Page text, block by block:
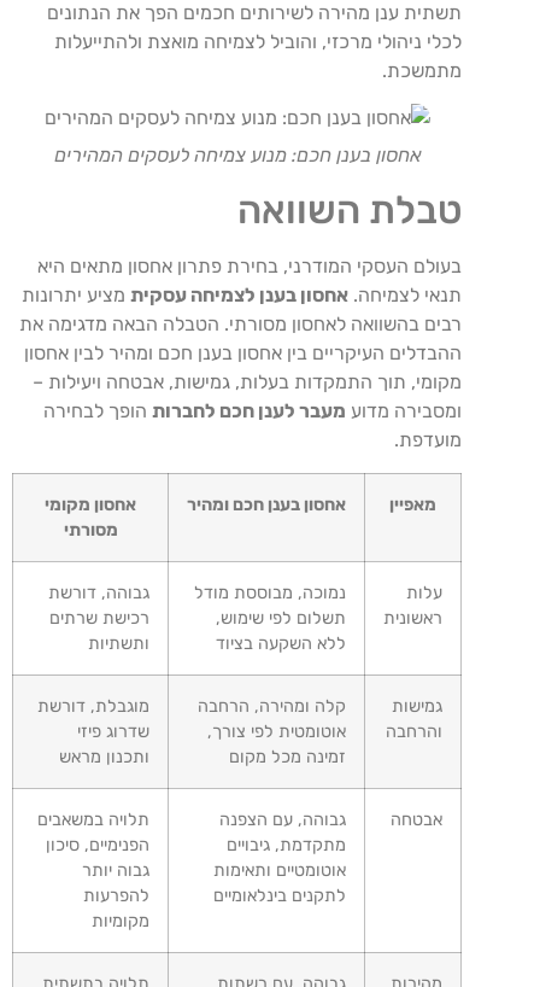
תשתית ענן מהירה לשירותים חכמים הפך את הנתונים
לכלי ניהולי מרכזי, והוביל לצמיחה מואצת ולהתייעלות
מתמשכת.
אחסון בענן חכם: מנוע צמיחה לעסקים המהירים
טבלת השוואה
בעולם העסקי המודרני, בחירת פתרון אחסון מתאים היא
תנאי לצמיחה. אחסון בענן לצמיחה עסקית מציע יתרונות
רבים בהשוואה לאחסון מסורתי. הטבלה הבאה מדגימה את
ההבדלים העיקריים בין אחסון בענן חכם ומהיר לבין אחסון
מקומי, תוך התמקדות בעלות, גמישות, אבטחה ויעילות –
ומסבירה מדוע מעבר לענן חכם לחברות הופך לבחירה
מועדפת.
מאפיין אחסון בענן חכם ומהיר
אחסון מקומי
מסורתי
עלות
ראשונית
נמוכה, מבוססת מודל
תשלום לפי שימוש,
ללא השקעה בציוד
גבוהה, דורשת
רכישת שרתים
ותשתיות
גמישות
והרחבה
קלה ומהירה, הרחבה
אוטומטית לפי צורך,
זמינה מכל מקום
מוגבלת, דורשת
שדרוג פיזי
ותכנון מראש
אבטחה
גבוהה, עם הצפנה
מתקדמת, גיבויים
אוטומטיים ותאימות
לתקנים בינלאומיים
תלויה במשאבים
הפנימיים, סיכון
גבוה יותר
להפרעות
מקומיות